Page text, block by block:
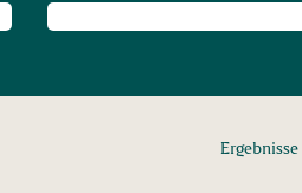
Ergebnisse